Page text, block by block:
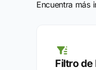
Encuentra más
Filtro de